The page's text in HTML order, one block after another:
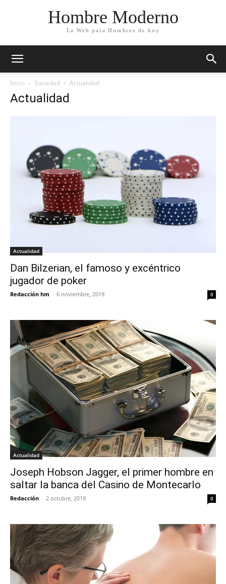
Hombre Moderno
La Web para Hombres de hoy
Inicio Sociedad Actualidad
Actualidad
Actualidad
Dan Bilzerian, el famoso y excéntrico
jugador de poker
Redacción hm - 6 noviembre, 2019 0
Actualidad
Joseph Hobson Jagger, el primer hombre en
saltar la banca del Casino de Montecarlo
Redacción - 2 octubre, 2019 0